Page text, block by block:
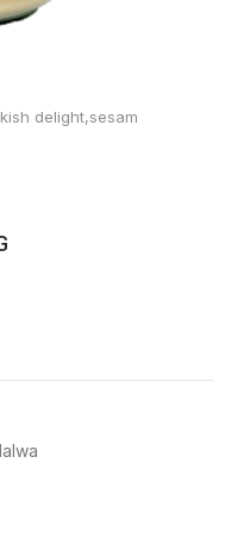
delight,sesam